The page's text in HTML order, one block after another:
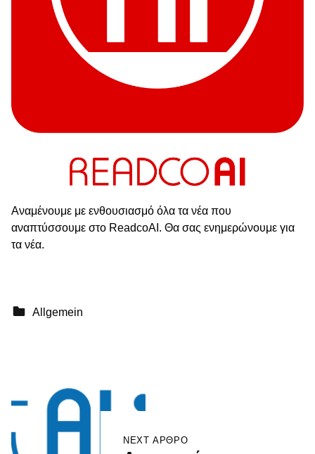
Αναμένουμε με ενθουσιασμό όλα τα νέα που
αναπτύσσουμε στο ReadcoAI. Θα σας ενημερώνουμε για
τα νέα.
Categorized in:
Allgemein
NEXT ΆΡΘΡΟ